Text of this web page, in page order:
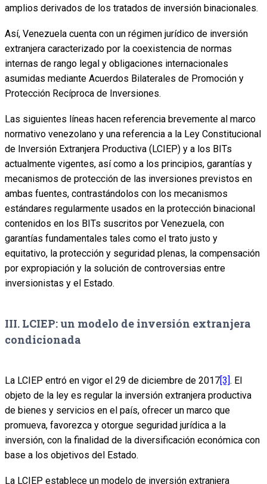
amplios derivados de los tratados de inversión binacionales.
Así, Venezuela cuenta con un régimen jurídico de inversión
extranjera caracterizado por la coexistencia de normas
internas de rango legal y obligaciones internacionales
asumidas mediante Acuerdos Bilaterales de Promoción y
Protección Recíproca de Inversiones.
Las siguientes líneas hacen referencia brevemente al marco
normativo venezolano y una referencia a la Ley Constitucional
de Inversión Extranjera Productiva (LCIEP) y a los BITs
actualmente vigentes, así como a los principios, garantías y
mecanismos de protección de las inversiones previstos en
ambas fuentes, contrastándolos con los mecanismos
estándares regularmente usados en la protección binacional
contenidos en los BITs suscritos por Venezuela, con
garantías fundamentales tales como el trato justo y
equitativo, la protección y seguridad plenas, la compensación
por expropiación y la solución de controversias entre
inversionistas y el Estado.
III. LCIEP: un modelo de inversión extranjera
condicionada
La LCIEP entró en vigor el 29 de diciembre de 2017[3]. El
objeto de la ley es regular la inversión extranjera productiva
de bienes y servicios en el país, ofrecer un marco que
promueva, favorezca y otorgue seguridad jurídica a la
inversión, con la finalidad de la diversificación económica con
base a los objetivos del Estado.
La LCIEP establece un modelo de inversión extranjera